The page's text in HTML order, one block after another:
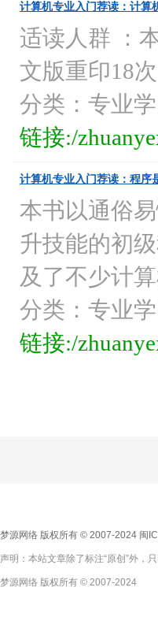
计算机专业入门荐读：计算
适读人群 ：
文版重印18
分类：专业
链接:/
计算机专业入门荐读：程序
本书以通俗
升技能的初
及了不少计
分类：专业
链接:/
梦源网络 版权所有 © 2007-2024 闽
声明：本站文章除了标注“原创”外，
梦源网络 版权所有 © 2007-2024